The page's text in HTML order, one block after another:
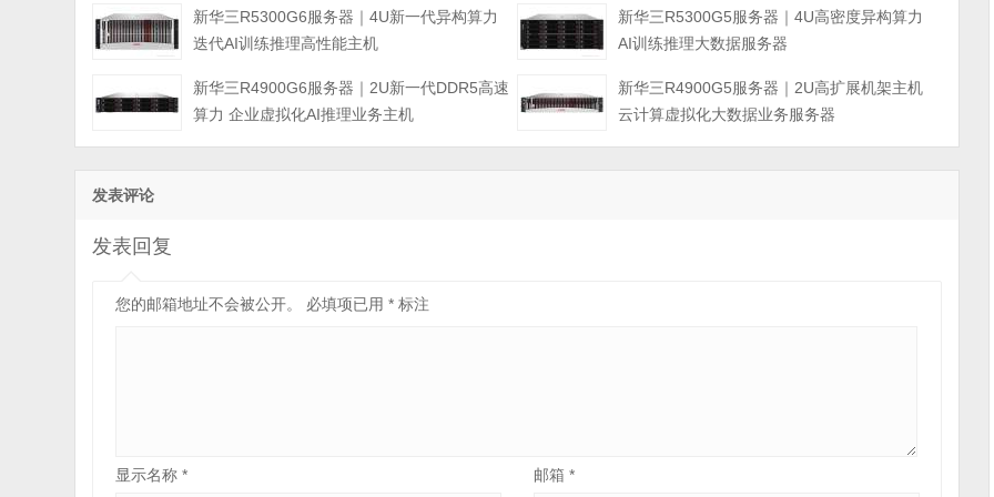
新华三R5300G6服务器｜4U新一代异构算力
迭代AI训练推理高性能主机
新华三R5300G5服务器｜4U高密度异构算力
AI训练推理大数据服务器
新华三R4900G6服务器｜2U新一代DDR5高速
算力 企业虚拟化AI推理业务主机
新华三R4900G5服务器｜2U高扩展机架主机
云计算虚拟化大数据业务服务器
发表评论
发表回复
您的邮箱地址不会被公开。 必填项已用* 标注
显示名称* 邮箱 *